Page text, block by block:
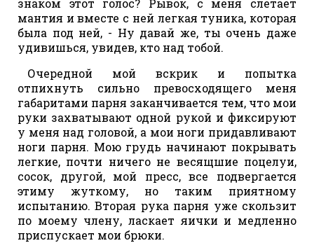
мантия и вместе с ней легкая туника, которая
была под ней, - Ну давай же, ты очень даже
удивишься, увидев, кто над тобой.
Очередной мой вскрик и попытка
отпихнуть сильно превосходящего меня
габаритами парня заканчивается тем, что мои
руки захватывают одной рукой и фиксируют
у меня над головой, а мои ноги придавливают
ноги парня. Мою грудь начинают покрывать
легкие, почти ничего не весящшие поцелуи,
сосок, другой, мой пресс, все подвергается
этиму жуткому, но таким приятному
испытанию. Вторая рука парня уже скользит
по моему члену, ласкает яички и медленно
приспускает мои брюки.